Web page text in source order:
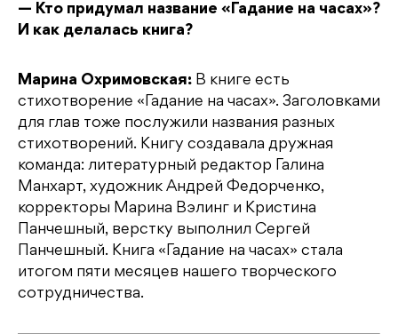
— Кто придумал название «Гадание на часах»?
И как делалась книга?
Марина Охримовская: В книге есть
стихотворение «Гадание на часах». Заголовками
для глав тоже послужили названия разных
стихотворений. Книгу создавала дружная
команда: литературный редактор Галина
Манхарт, художник Андрей Федорченко,
корректоры Марина Вэлинг и Кристина
Панчешный, верстку выполнил Сергей
Панчешный. Книга «Гадание на часах» стала
итогом пяти месяцев нашего творческого
сотрудничества.